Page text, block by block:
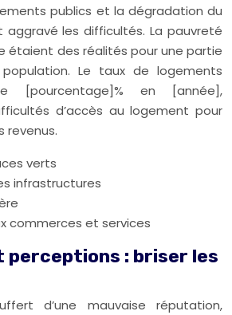
publics et la dégradation du
aggravé les difficultés. La pauvreté
étaient des réalités pour une partie
Le taux de logements
[pourcentage]% en [année],
d’accès au logement pour
revenus.
verts
infrastructures
commerces et services
perceptions : briser les
d’une mauvaise réputation,